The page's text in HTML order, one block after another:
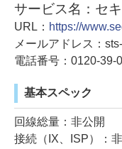
サービス名：セ
URL： https://
メールアドレス：
電話番号：0120-39-
基本スペック
回線総量：非公開
接続（IX、ISP）：